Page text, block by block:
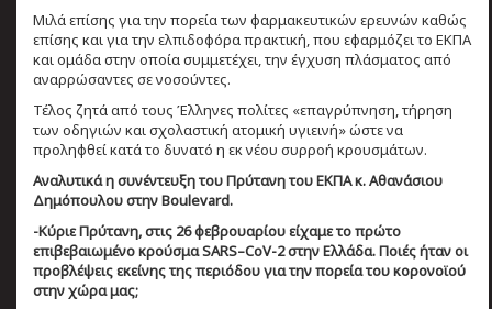
Μιλά επίσης για την πορεία των φαρμακευτικών ερευνών καθώς
επίσης και για την ελπιδοφόρα πρακτική, που εφαρμόζει το ΕΚΠΑ
και ομάδα στην οποία συμμετέχει, την έγχυση πλάσματος από
αναρρώσαντες σε νοσούντες.
Τέλος ζητά από τους Έλληνες πολίτες «επαγρύπνηση, τήρηση
των οδηγιών και σχολαστική ατομική υγιεινή» ώστε να
προληφθεί κατά το δυνατό η εκ νέου συρροή κρουσμάτων.
Αναλυτικά η συνέντευξη του Πρύτανη του ΕΚΠΑ κ. Αθανάσιου
Δημόπουλου στην Boulevard.
-Κύριε Πρύτανη, στις 26 φεβρουαρίου είχαμε το πρώτο
επιβεβαιωμένο κρούσμα SARS–CoV-2 στην Ελλάδα. Ποιές ήταν οι
προβλέψεις εκείνης της περιόδου για την πορεία του κορονοϊού
στην χώρα μας;